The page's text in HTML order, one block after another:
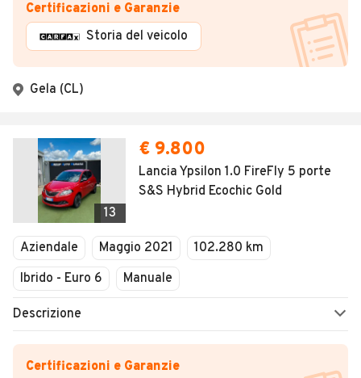
Certificazioni e Garanzie
Storia del veicolo
Gela (CL)
13
€ 9.800
Lancia Ypsilon 1.0 FireFly 5 porte
S&S Hybrid Ecochic Gold
Aziendale Maggio 2021
102.280 km
Ibrido - Euro 6
Manuale
Descrizione
Certificazioni e Garanzie